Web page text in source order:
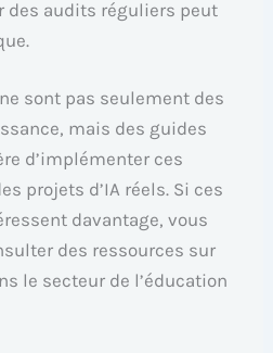
des audits réguliers peut
sont pas seulement des
mais des guides
d’implémenter ces
projets d’IA réels. Si ces
davantage, vous
des ressources sur
le secteur de l’éducation